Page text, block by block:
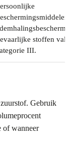
stoffen
III.
Gebruik
of wanneer